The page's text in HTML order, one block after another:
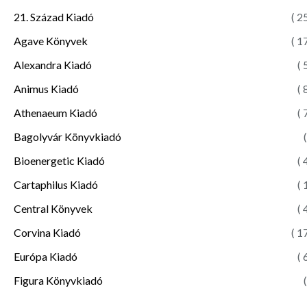
21. Század Kiadó
(
Agave Könyvek
(
Alexandra Kiadó
(
Animus Kiadó
(
Athenaeum Kiadó
(
Bagolyvár Könyvkiadó
Bioenergetic Kiadó
(
Cartaphilus Kiadó
(
Central Könyvek
(
Corvina Kiadó
(
Európa Kiadó
(
Figura Könyvkiadó